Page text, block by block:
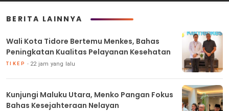
BERITA LAINNYA
Wali Kota Tidore Bertemu Menkes, Bahas
Peningkatan Kualitas Pelayanan Kesehatan
TIKEP 22 jam yang lalu
Kunjungi Maluku Utara, Menko Pangan Fokus
Bahas Kesejahteraan Nelayan